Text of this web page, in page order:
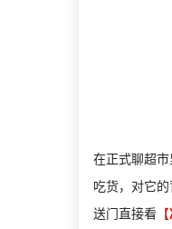
在正式聊超
吃货，对它
送门直接看